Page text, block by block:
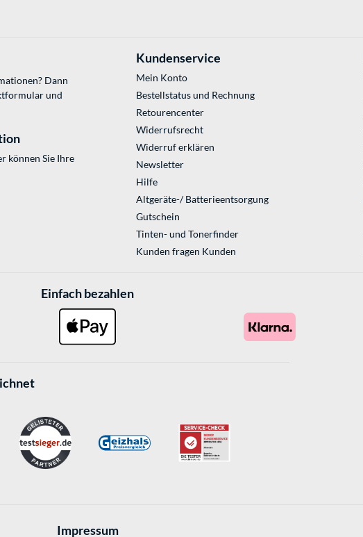
Dann
und
können Sie Ihre
Kundenservice
Mein Konto
Bestellstatus und Rechnung
Retourencenter
Widerrufsrecht
Widerruf erklären
Newsletter
Hilfe
Altgeräte-/ Batterieentsorgung
Gutschein
Tinten- und Tonerfinder
Kunden fragen Kunden
Einfach bezahlen
Impressum